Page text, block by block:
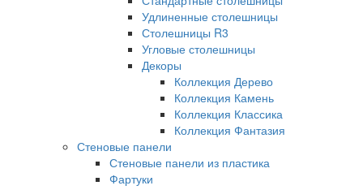
Удлиненные столешницы
Столешницы R3
Угловые столешницы
Декоры
Коллекция Дерево
Коллекция Камень
Коллекция Классика
Коллекция Фантазия
Стеновые панели
Стеновые панели из пластика
Фартуки